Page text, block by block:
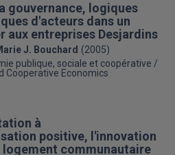
gouvernance, logiques
d'acteurs dans un
aux entreprises Desjardins
J. Bouchard (2005)
publique, sociale et coopérative /
Cooperative Economics
à
positive, l'innovation
logement communautaire